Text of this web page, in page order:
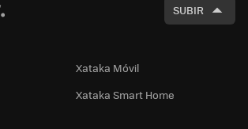
SUBIR
Xataka Móvil
Xataka Smart Home